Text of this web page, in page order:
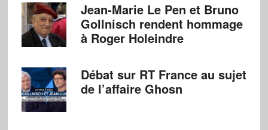
Jean-Marie Le Pen et Bruno
Gollnisch rendent hommage
à Roger Holeindre
Débat sur RT France au sujet
de l’affaire Ghosn